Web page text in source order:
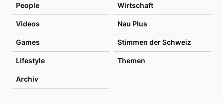
People Wirtschaft
Videos Nau Plus
Games Stimmen der Schweiz
Lifestyle Themen
Archiv